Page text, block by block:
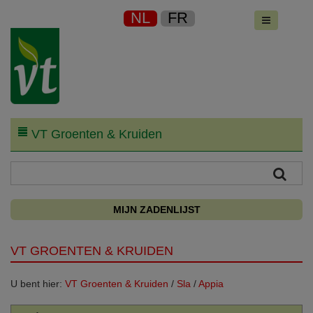
NL FR
VT Groenten & Kruiden
MIJN ZADENLIJST
VT GROENTEN & KRUIDEN
U bent hier: VT Groenten & Kruiden / Sla /Appia